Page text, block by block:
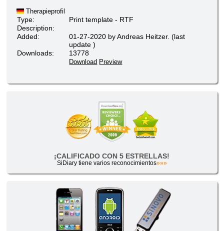
Therapieprofil
Type:
Print template - RTF
Description:
Added:
01-27-2020 by Andreas Heitzer. (last
update )
Downloads:
13778
Download Preview
¡CALIFICADO CON 5 ESTRELLAS!
SiDiary tiene varios reconocimientos»»»